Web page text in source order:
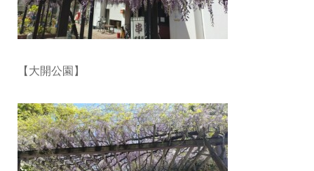
【大開公園】